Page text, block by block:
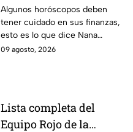
de agosto para cada
signo; deben tener
cuidado con sus
finanzas y evitar los
Algunos horóscopos deben
tener cuidado en sus finanzas,
esto es lo que dice Nana
Calistar en sus predicciones
09 agosto, 2026
Lista completa del
Equipo Rojo de la